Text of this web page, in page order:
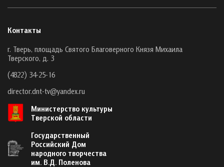
Контакты
г. Тверь, площадь Святого Благоверного Князя Михаила
Тверского, д. 3
(4822) 34-25-16
director.dnt-tv@yandex.ru
Министерство культуры
Тверской области
Государственный
Российский Дом
народного творчества
им. В.Д. Поленова